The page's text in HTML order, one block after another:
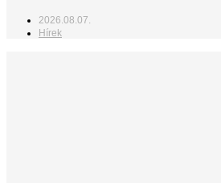
2026.08.07.
Hírek